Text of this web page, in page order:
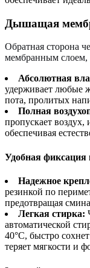
Дышащая
Обратная сторона
мембранным слоем,
Абсолютная
удерживает любые
пота, пролитых
Полная
пропускает
обеспечивая
Удобная фиксация
Надежное
резинкой по
предотвращая
Легкая стирка:
автоматической
40°C, быстро
теряет мягкости и